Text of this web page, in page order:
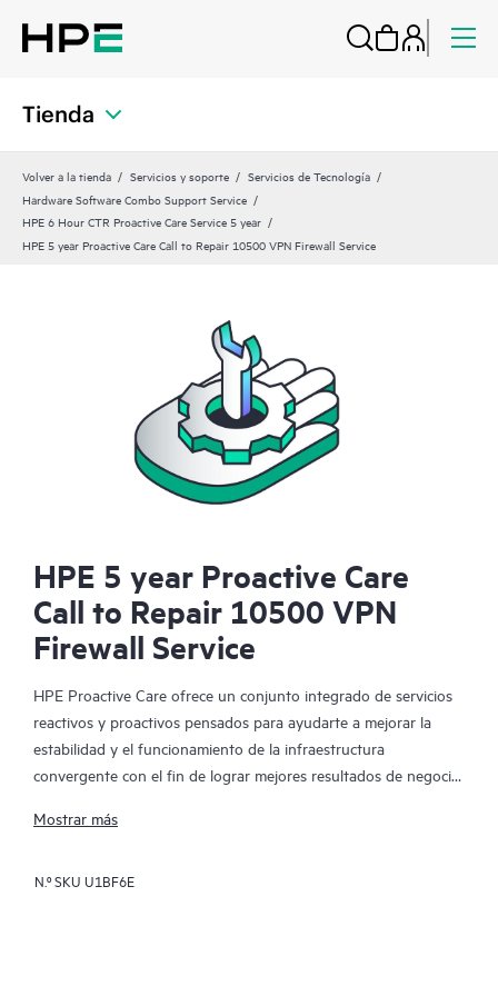
Tienda
Volver a la tienda Servicios y soporte
Servicios de Tecnología
Hardware Software Combo Support Service
HPE 6 Hour CTR Proactive Care Service 5 year
HPE 5 year Proactive Care Call to Repair 10500 VPN Firewall Service
HPE 5 year Proactive Care
Call to Repair 10500 VPN
Firewall Service
HPE Proactive Care ofrece un conjunto integrado de servicios
reactivos y proactivos pensados para ayudarte a mejorar la
estabilidad y el funcionamiento de la infraestructura
convergente con el fin de lograr mejores resultados de negocio.
componentes deben trabajar en conjunto y de manera
para dar soporte a los dispositivos presentes en estos
Mostrar más
N.º SKU U1BF6E